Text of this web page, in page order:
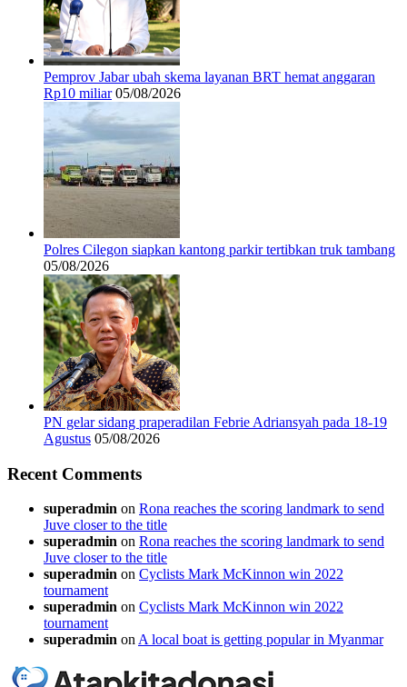
Pemprov Jabar ubah skema layanan BRT hemat anggaran
Rp10 miliar 05/08/2026
Polres Cilegon siapkan kantong parkir tertibkan truk tambang
05/08/2026
PN gelar sidang praperadilan Febrie Adriansyah pada 18-19
Agustus 05/08/2026
Recent Comments
superadmin on Rona reaches the scoring landmark to send
Juve closer to the title
superadmin on Rona reaches the scoring landmark to send
Juve closer to the title
superadmin on Cyclists Mark McKinnon win 2022
tournament
superadmin on Cyclists Mark McKinnon win 2022
tournament
superadmin on A local boat is getting popular in Myanmar